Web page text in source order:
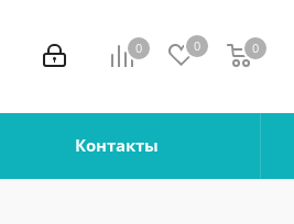
0 0 0
0
Контакты